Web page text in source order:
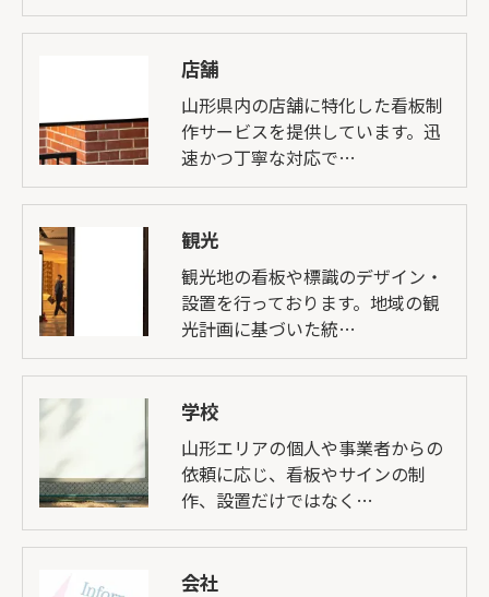
店舗
山形県内の店舗に特化した看板制
作サービスを提供しています。迅
速かつ丁寧な対応で…
観光
観光地の看板や標識のデザイン・
設置を行っております。地域の観
光計画に基づいた統…
学校
山形エリアの個人や事業者からの
依頼に応じ、看板やサインの制
作、設置だけではなく…
会社